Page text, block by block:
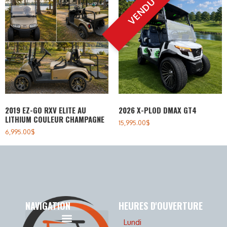
2019 EZ-GO RXV ELITE AU
LITHIUM COULEUR CHAMPAGNE
6,995.00$
2026 X-PLOD DMAX GT4
15,995.00$
NAVIGATION HEURES D'OUVERTURE
Lundi